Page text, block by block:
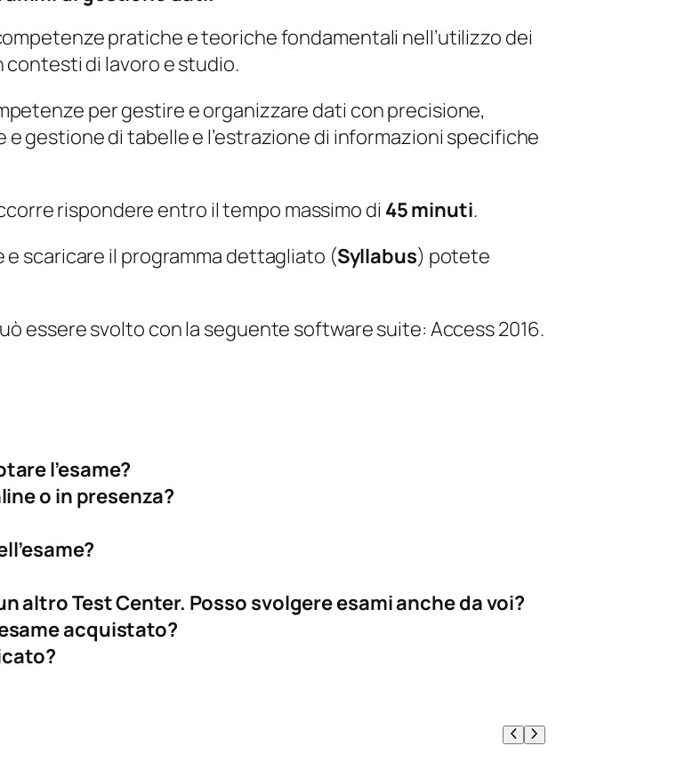
a
s
e
u
a
i
t
à
pratiche e teoriche fondamentali nell’utilizzo dei
di lavoro e studio.
per gestire e organizzare dati con precisione,
gestione di tabelle e l’estrazione di informazioni specifiche
rispondere entro il tempo massimo di 45 minuti.
e scaricare il programma dettagliato (Syllabus) potete
essere svolto con la seguente software suite: Access 2016.
l’esame?
o in presenza?
altro Test Center. Posso svolgere esami anche da voi?
acquistato?